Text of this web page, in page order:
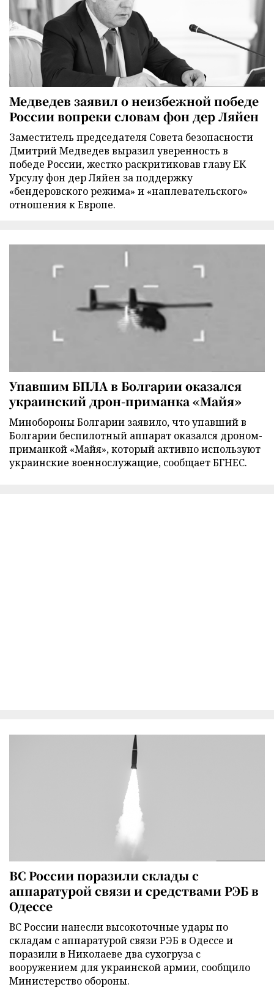
Медведев заявил о неизбежной победе
России вопреки словам фон дер Ляйен
Заместитель председателя Совета безопасности
Дмитрий Медведев выразил уверенность в
победе России, жестко раскритиковав главу ЕК
Урсулу фон дер Ляйен за поддержку
«бендеровского режима» и «наплевательского»
отношения к Европе.
Упавшим БПЛА в Болгарии оказался
украинский дрон-приманка «Майя»
Минобороны Болгарии заявило, что упавший в
Болгарии беспилотный аппарат оказался дроном-
приманкой «Майя», который активно используют
украинские военнослужащие, сообщает БГНЕС.
ВС России поразили склады с
аппаратурой связи и средствами РЭБ в
Одессе
ВС России нанесли высокоточные удары по
складам с аппаратурой связи РЭБ в Одессе и
поразили в Николаеве два сухогруза с
вооружением для украинской армии, сообщило
Министерство обороны.